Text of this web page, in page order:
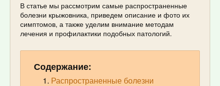
В статье мы рассмотрим самые распространенные
болезни крыжовника, приведем описание и фото их
симптомов, а также уделим внимание методам
лечения и профилактики подобных патологий.
Содержание:
Распространенные болезни